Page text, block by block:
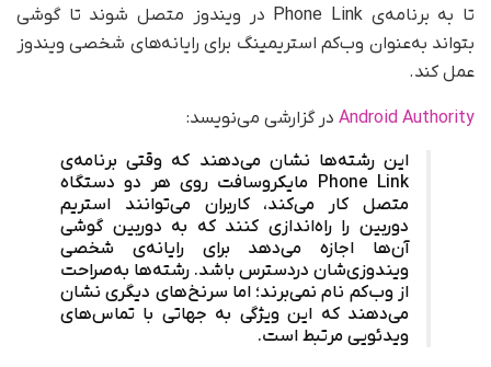
تا به برنامه‌ی Phone Link در ویندوز متصل شوند تا گوشی
بتواند به‌عنوان وب‌کم استریمینگ برای رایانه‌های شخصی ویندوز
عمل کند.
Android Authority در گزارشی می‌نویسد:
این رشته‌ها نشان می‌دهند که وقتی برنامه‌ی
Phone Link مایکروسافت روی هر دو دستگاه
متصل کار می‌کند، کاربران می‌توانند استریم
دوربین را راه‌اندازی کنند که به دوربین گوشی
آن‌ها اجازه می‌دهد برای رایانه‌ی شخصی
ویندوزی‌شان در‌دسترس باشد. رشته‌ها به‌صراحت
از وب‌کم نام نمی‌برند؛ اما سرنخ‌های دیگری نشان
می‌دهند که این ویژگی به جهاتی با تماس‌های
ویدئویی مرتبط است.